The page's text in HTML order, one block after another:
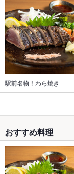
駅前名物！わら焼き
おすすめ料理